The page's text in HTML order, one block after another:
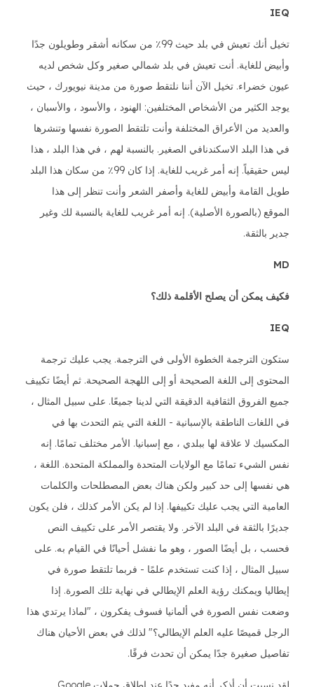
IEQ
تخيل أنك تعيش في بلد حيث 99٪ من سكانه أشقر وطويلون جدًا
وأبيض للغاية. أنت تعيش في بلد شمالي صغير وكل شخص لديه
عيون خضراء. تخيل الآن أننا نلتقط صورة من مدينة نيويورك ، حيث
يوجد الكثير من الأشخاص المختلفين: الهنود ، والأسود ، والأسبان ،
والعديد من الأعراق المختلفة وأنت تلتقط الصورة نفسها وتنشرها
في هذا البلد الاسكندنافي الصغير. بالنسبة لهم ، في هذا البلد ، هذا
ليس حقيقياً. إنه أمر غريب للغاية. إذا كان 99٪ من سكان هذا البلد
طويل القامة وأبيض للغاية وأصفر الشعر وأنت تنظر إلى هذا
الموقع (بالصورة الأصلية). إنه أمر غريب للغاية بالنسبة لك وغير
جدير بالثقة.
MD
فكيف يمكن أن يصلح الأقلمة ذلك؟
IEQ
ستكون الترجمة الخطوة الأولى في الترجمة. يجب عليك ترجمة
المحتوى إلى اللغة الصحيحة أو إلى اللهجة الصحيحة. ثم أيضًا تكييف
جميع الفروق الثقافية الدقيقة التي لدينا جميعًا. على سبيل المثال ،
في اللغات الناطقة بالإسبانية - اللغة التي يتم التحدث بها في
المكسيك لا علاقة لها ببلدي ، مع إسبانيا. الأمر مختلف تمامًا. إنه
نفس الشيء تمامًا مع الولايات المتحدة والمملكة المتحدة. اللغة ،
هي نفسها إلى حد كبير ولكن هناك بعض المصطلحات والكلمات
العامية التي يجب عليك تكييفها. إذا لم يكن الأمر كذلك ، فلن يكون
جديرًا بالثقة في البلد الآخر. ولا يقتصر الأمر على تكييف النص
فحسب ، بل أيضًا الصور ، وهو ما نفشل أحيانًا في القيام به. على
سبيل المثال ، إذا كنت تستخدم علمًا - فربما تلتقط صورة في
إيطاليا ويمكنك رؤية العلم الإيطالي في نهاية تلك الصورة. إذا
وضعت نفس الصورة في ألمانيا فسوف يفكرون ، "لماذا يرتدي هذا
الرجل قميصًا عليه العلم الإيطالي؟" لذلك في بعض الأحيان هناك
تفاصيل صغيرة جدًا يمكن أن تحدث فرقًا.